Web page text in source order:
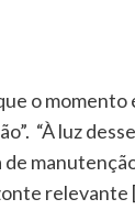
o
“À luz